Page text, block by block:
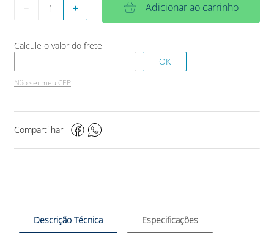
＋ Adicionar ao carrinho
Não sei meu CEP
Compartilhar
Descrição Técnica Especificações